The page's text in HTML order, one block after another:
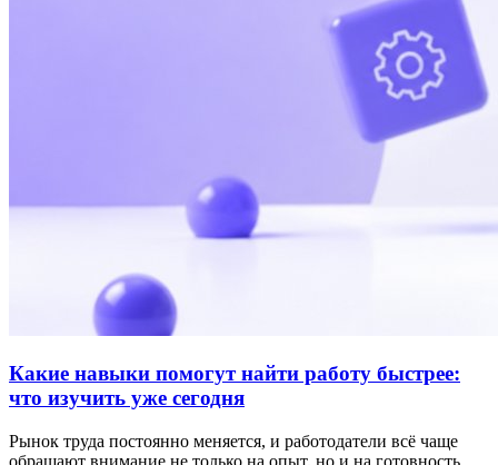
Какие навыки помогут найти работу быстрее:
что изучить уже сегодня
Рынок труда постоянно меняется, и работодатели всё чаще
обращают внимание не только на опыт, но и на готовность